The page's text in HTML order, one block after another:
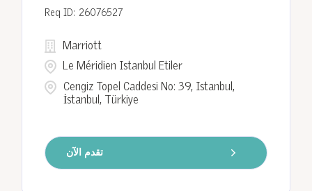
26076527
Cengiz Topel Caddesi No: 39, Istanbul,
İstanbul, Türkiye
Marriott
Le Méridien Istanbul Etiler
تقدم الآن